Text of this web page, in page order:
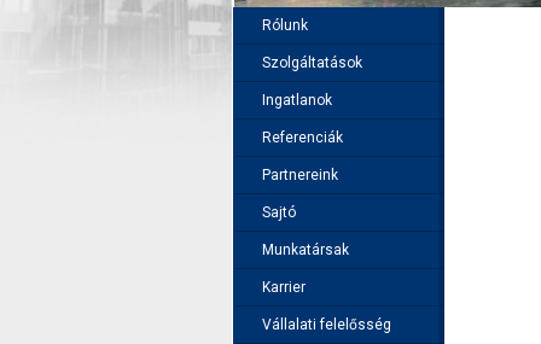
Rólunk
Szolgáltatások
Ingatlanok
Referenciák
Partnereink
Sajtó
Munkatársak
Karrier
Vállalati felelősség